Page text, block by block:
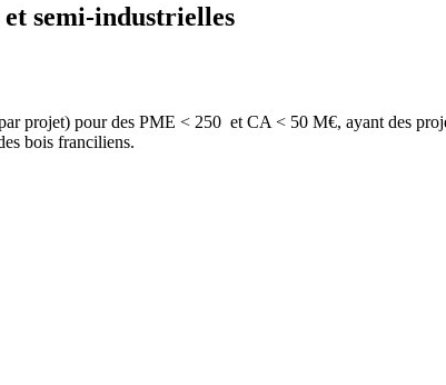
semi-industrielles
projet) pour des PME < 250 et CA < 50 M€, ayant des
bois franciliens.